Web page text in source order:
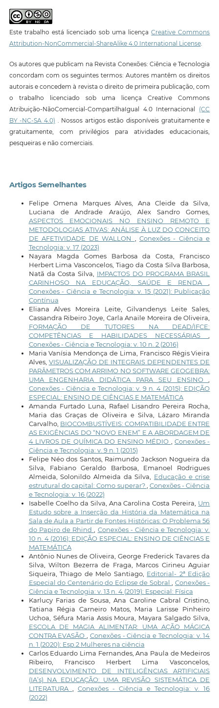
Este trabalho está licenciado sob uma licençaCreative Commons
Attribution-NonCommercial-ShareAlike 4.0 International License.
Os autores que publicam na Revista Conexões: Ciência e Tecnologia
concordam com os seguintes termos: Autores mantêm os direitos
autorais e concedem à revista o direito de primeira publicação, com
o trabalho licenciado sob uma licença Creative Commons
Atribuição-NãoComercial-CompartilhaIgual 4.0 Internacional (CC
BY -NC-SA 4.0) . Nossos artigos estão disponíveis gratuitamente e
gratuitamente, com privilégios para atividades educacionais,
pesqueiras e não comerciais.
Artigos Semelhantes
Felipe Omena Marques Alves, Ana Cleide da Silva,
Luciana de Andrade Araújo, Alex Sandro Gomes,
ASPECTOS EMOCIONAIS NO ENSINO REMOTO E
METODOLOGIAS ATIVAS: ANÁLISE À LUZ DO CONCEITO
DE AFETIVIDADE DE WALLON
Conexões - Ciência e
Tecnologia: v. 17 (2023)
Nayara Magda Gomes Barbosa da Costa, Francisco
Herbert Lima Vasconcelos, Tiago da Costa Silva Barbosa,
Natã da Costa Silva, IMPACTOS DO PROGRAMA BRASIL
CARINHOSO NA EDUCAÇÃO, SAÚDE E RENDA
Conexões - Ciência e Tecnologia: v. 15 (2021): Publicação
Contínua
Eliana Alves Moreira Leite, Gilvandenys Leite Sales,
Cassandra Ribeiro Joye, Carla Anaile Moreira de Oliveira,
FORMAÇÃO DE TUTORES NA DEAD/IFCE:
COMPETÊNCIAS E HABILIDADES NECESSÁRIAS
Conexões - Ciência e Tecnologia: v. 10 n. 2 (2016)
Maria Vanísia Mendonça de Lima, Francisco Régis Vieira
Alves, VISUALIZAÇÃO DE INTEGRAIS DEPENDENTES DE
PARÂMETROS COM ARRIMO NO SOFTWARE GEOGEBRA:
UMA ENGENHARIA DIDÁTICA PARA SEU ENSINO
Conexões - Ciência e Tecnologia: v. 9 n. 4 (2015): EDIÇÃO
ESPECIAL: ENSINO DE CIÊNCIAS E MATEMÁTICA
Amanda Furtado Luna, Rafael Lisandro Pereira Rocha,
Maria das Graças de Oliveira e Silva, Lázaro Miranda
Carvalho, BIOCOMBUSTÍVEIS: COMPATIBILIDADE ENTRE
AS EXIGÊNCIAS DO “NOVO ENEM” E A ABORDAGEM DE
4 LIVROS DE QUÍMICA DO ENSINO MÉDIO
,Conexões -
Ciência e Tecnologia: v. 9 n. 1 (2015)
Felipe Néo dos Santos, Raimundo Jackson Nogueira da
Silva, Fabiano Geraldo Barbosa, Emanoel Rodrigues
Almeida, Solonildo Almeida da Silva, Educação e crise
estrutural do capital: Como superar? Conexões - Ciência
e Tecnologia: v. 16 (2022)
Isabelle Coelho da Silva, Ana Carolina Costa Pereira, Um
Estudo sobre a Inserção da História da Matemática na
Sala de Aula a Partir de Fontes Históricas: O Problema 56
do Papiro de Rhind
Conexões - Ciência e Tecnologia: v.
10 n. 4 (2016): EDIÇÃO ESPECIAL: ENSINO DE CIÊNCIAS E
MATEMÁTICA
Antônio Nunes de Oliveira, George Frederick Tavares da
Silva, Wilton Bezerra de Fraga, Marcos Cirineu Aguiar
Siqueira, Thiago de Melo Santiago, Editorial- 2ª Edição
Especial do Centenário do Eclipse de Sobral
Conexões -
Ciência e Tecnologia: v. 13 n. 4 (2019): Especial: Física
Karlucy Farias de Sousa, Ana Caroline Cabral Cristino,
Tatiana Régia Carneiro Matos, Maria Larisse Pinheiro
Uchoa, Séfura Maria Assis Moura, Mayara Salgado Silva,
ESCOLA DE MAGIA ALIMENTAR: UMA AÇÃO MÁGICA
CONTRA EVASÃO
Conexões - Ciência e Tecnologia: v. 14
n. 1 (2020): Esp.2 Mulheres na ciência
Carlos Eduardo Lima Fernandes, Ana Paula de Medeiros
Ribeiro, Francisco Herbert Lima Vasconcelos,
DESENVOLVIMENTO DE INTELIGÊNCIAS ARTIFICIAIS
(IA’s) NA EDUCAÇÃO: UMA REVISÃO SISTEMÁTICA DE
LITERATURA
Conexões - Ciência e Tecnologia: v. 16
(2022)